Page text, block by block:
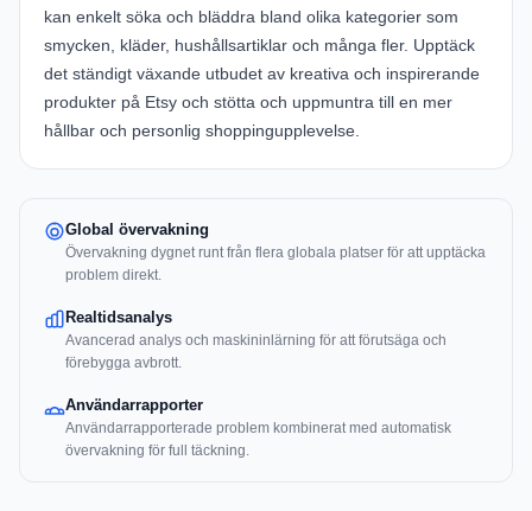
kan enkelt söka och bläddra bland olika kategorier som
smycken, kläder, hushållsartiklar och många fler. Upptäck
det ständigt växande utbudet av kreativa och inspirerande
produkter på Etsy och stötta och uppmuntra till en mer
hållbar och personlig shoppingupplevelse.
Global övervakning
Övervakning dygnet runt från flera globala platser för att upptäcka
problem direkt.
Realtidsanalys
Avancerad analys och maskininlärning för att förutsäga och
förebygga avbrott.
Användarrapporter
Användarrapporterade problem kombinerat med automatisk
övervakning för full täckning.